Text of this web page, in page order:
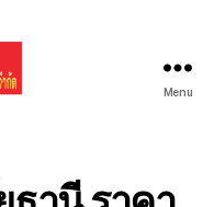
Menu